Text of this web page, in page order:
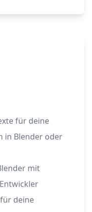
für deine
in Blender oder
mit
deine